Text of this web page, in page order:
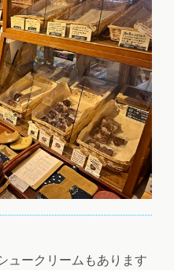
ュークリームもあります